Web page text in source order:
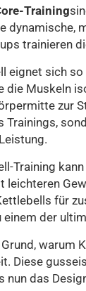
Training
dynamische,
trainieren
eignet sich
die Muskeln
zur
Trainings,
Training
leichteren
für
einem der
warum
Diese
nun das